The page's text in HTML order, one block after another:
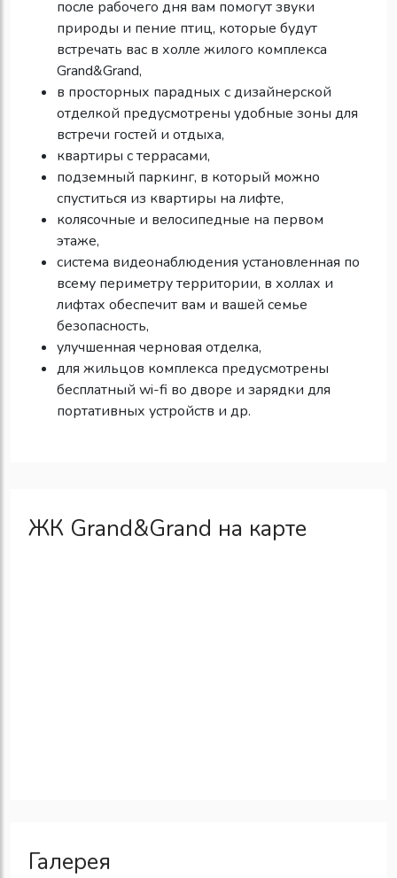
после рабочего дня вам помогут звуки
природы и пение птиц, которые будут
встречать вас в холле жилого комплекса
Grand&Grand,
в просторных парадных с дизайнерской
отделкой предусмотрены удобные зоны для
встречи гостей и отдыха,
квартиры с террасами,
подземный паркинг, в который можно
спуститься из квартиры на лифте,
колясочные и велосипедные на первом
этаже,
система видеонаблюдения установленная по
всему периметру территории, в холлах и
лифтах обеспечит вам и вашей семье
безопасность,
улучшенная черновая отделка,
для жильцов комплекса предусмотрены
бесплатный wi-fi во дворе и зарядки для
портативных устройств и др.
ЖК Grand&Grand на карте
Галерея